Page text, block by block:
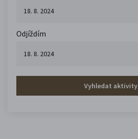
Odjíždím
Vyhledat aktivity